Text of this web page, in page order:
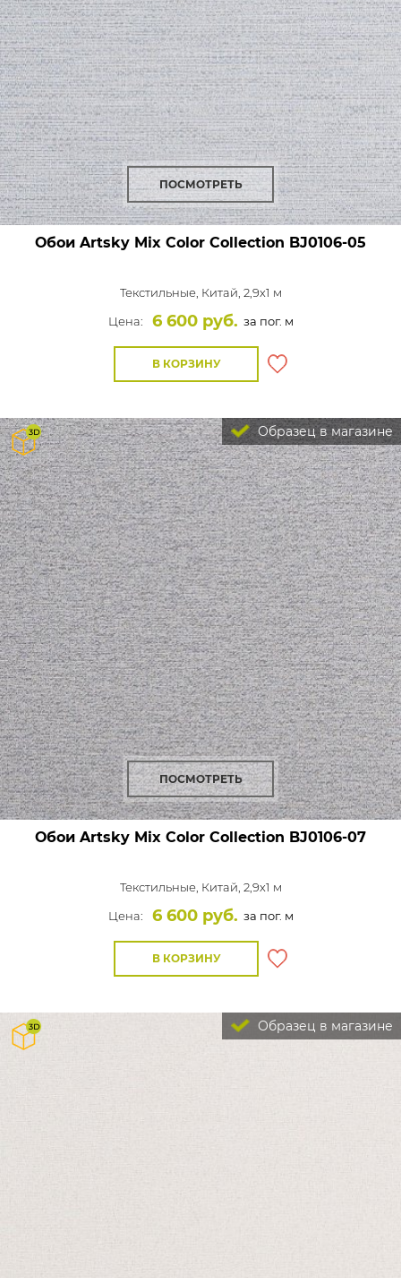
ПОСМОТРЕТЬ
Обои Artsky Mix Color Collection BJ0106-05
Текстильные, Китай, 2,9x1 м
Цена:
6 600 руб. за пог. м
В КОРЗИНУ
Образец в магазине
ПОСМОТРЕТЬ
Обои Artsky Mix Color Collection BJ0106-07
Текстильные, Китай, 2,9x1 м
Цена:
6 600 руб. за пог. м
В КОРЗИНУ
Образец в магазине